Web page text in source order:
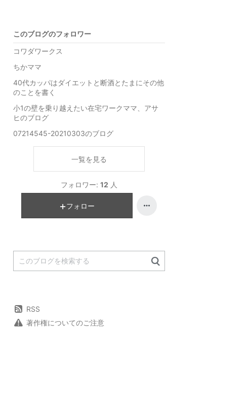
このブログのフォロワー
コワダワークス
ちかママ
40代カッパはダイエットと断酒とたまにその他
のことを書く
小1の壁を乗り越えたい在宅ワークママ、アサ
ヒのブログ
07214545-20210303のブログ
一覧を見る
フォロワー: 12 人
フォロー
RSS
著作権についてのご注意